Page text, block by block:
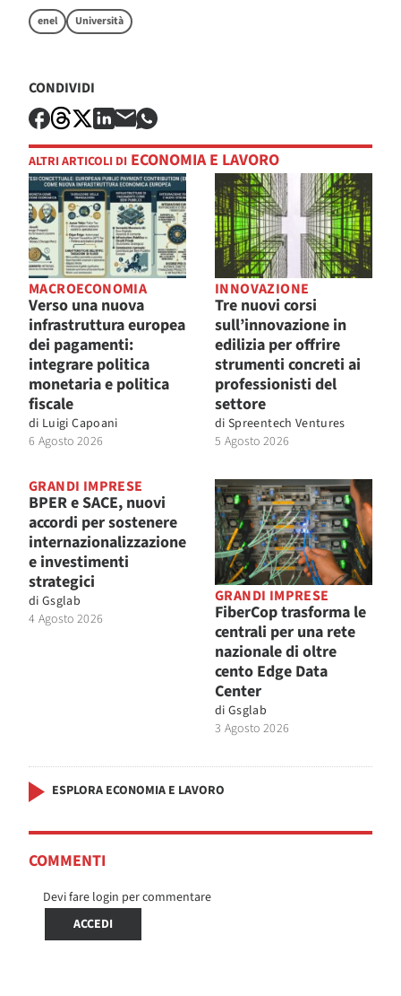
enel Università
CONDIVIDI
ALTRI ARTICOLI DI ECONOMIA E LAVORO
MACROECONOMIA
Verso una nuova
infrastruttura europea
dei pagamenti:
integrare politica
monetaria e politica
fiscale
di Luigi Capoani
6 Agosto 2026
INNOVAZIONE
Tre nuovi corsi
sull’innovazione in
edilizia per offrire
strumenti concreti ai
professionisti del
settore
di Spreentech Ventures
5 Agosto 2026
GRANDI IMPRESE
BPER e SACE, nuovi
accordi per sostenere
internazionalizzazione
e investimenti
strategici
di Gsglab
4 Agosto 2026
GRANDI IMPRESE
FiberCop trasforma le
centrali per una rete
nazionale di oltre
cento Edge Data
Center
di Gsglab
3 Agosto 2026
ESPLORA ECONOMIA E LAVORO
COMMENTI
Devi fare login per commentare
ACCEDI